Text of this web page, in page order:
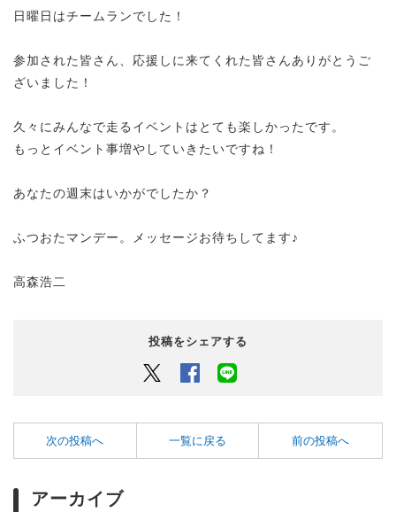
日曜日はチームランでした！
参加された皆さん、応援しに来てくれた皆さんありがとうご
ざいました！
久々にみんなで走るイベントはとても楽しかったです。
もっとイベント事増やしていきたいですね！
あなたの週末はいかがでしたか？
ふつおたマンデー。メッセージお待ちしてます♪
高森浩二
投稿をシェアする
Twitter Facebook
次の投稿へ 一覧に戻る 前の投稿へ
アーカイブ